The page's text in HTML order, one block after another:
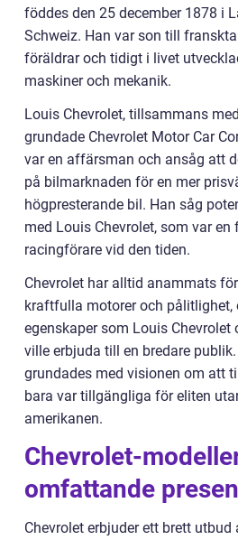
föddes den 25 december 1878 i
Schweiz. Han var son till
föräldrar och tidigt i livet
maskiner och mekanik.
Louis Chevrolet, tillsammans
grundade Chevrolet Motor Car
var en affärsman och ansåg att
på bilmarknaden för en mer
högpresterande bil. Han såg
med Louis Chevrolet, som var en
racingförare vid den tiden.
Chevrolet har alltid anammats
kraftfulla motorer och pålitlighet,
egenskaper som Louis
ville erbjuda till en bredare
grundades med visionen om att
bara var tillgängliga för eliten
amerikanen.
Chevrolet-
omfattande
Chevrolet erbjuder ett brett